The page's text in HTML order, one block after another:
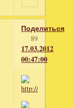
Поделиться
89
17.03.2012
00:47:00